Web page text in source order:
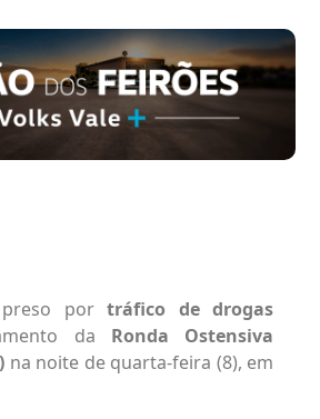
preso portráfico de drogas
da Ronda Ostensiva
na noite de quarta-feira (8), em